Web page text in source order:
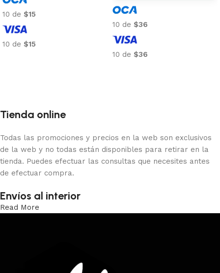
10 de $15
10 de $15
10 de $36
10 de $36
Tienda online
Todas las promociones y precios en la web son exclusivos
de la web y no todas están disponibles para retirar en la
tienda. Puedes efectuar las consultas que necesites antes
de efectuar compra.
Envíos al interior
Read More